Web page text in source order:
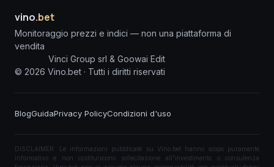
vino.bet
Monitoraggio prezzi e indici — non una piattaforma di
vendita
Vinci Group srl & Goowai Edit
© 2026 Vino.bet · Tutti i diritti riservati
BlogGuidaPrivacy PolicyCondizioni d'uso
DISCLAIMER: Le informazioni pubblicate su Vino.bet hanno scopo puramente
informativo e non costituiscono sollecitazione all'investimento o consulenza